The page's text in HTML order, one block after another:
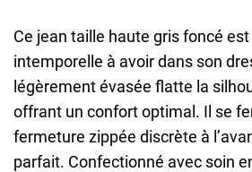
Ce jean taille haute gris foncé
intemporelle à avoir dans son
légèrement évasée flatte la
offrant un confort optimal. Il se
fermeture zippée discrète à
parfait. Confectionné avec soin